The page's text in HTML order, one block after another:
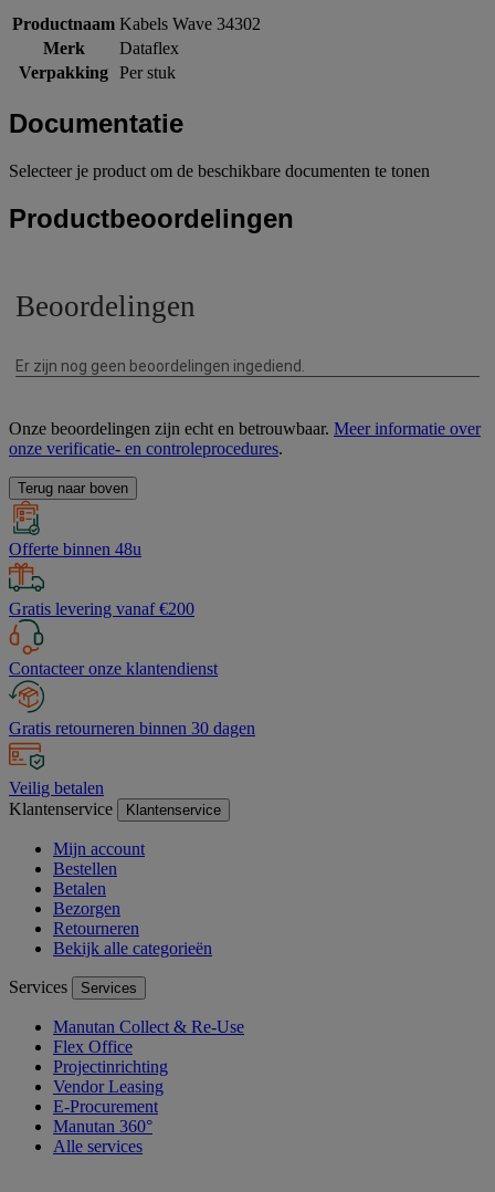
Productnaam Kabels Wave 34302
Merk
Dataflex
Verpakking Per stuk
Documentatie
Selecteer je product om de beschikbare documenten te tonen
Productbeoordelingen
Onze beoordelingen zijn echt en betrouwbaar. Meer informatie over
onze verificatie- en controleprocedures.
Terug naar boven
Offerte binnen 48u
Gratis levering vanaf €200
Contacteer onze klantendienst
Gratis retourneren binnen 30 dagen
Veilig betalen
Klantenservice
Klantenservice
Mijn account
Bestellen
Betalen
Bezorgen
Retourneren
Bekijk alle categorieën
Services Services
Manutan Collect & Re-Use
Flex Office
Projectinrichting
Vendor Leasing
E-Procurement
Manutan 360°
Alle services